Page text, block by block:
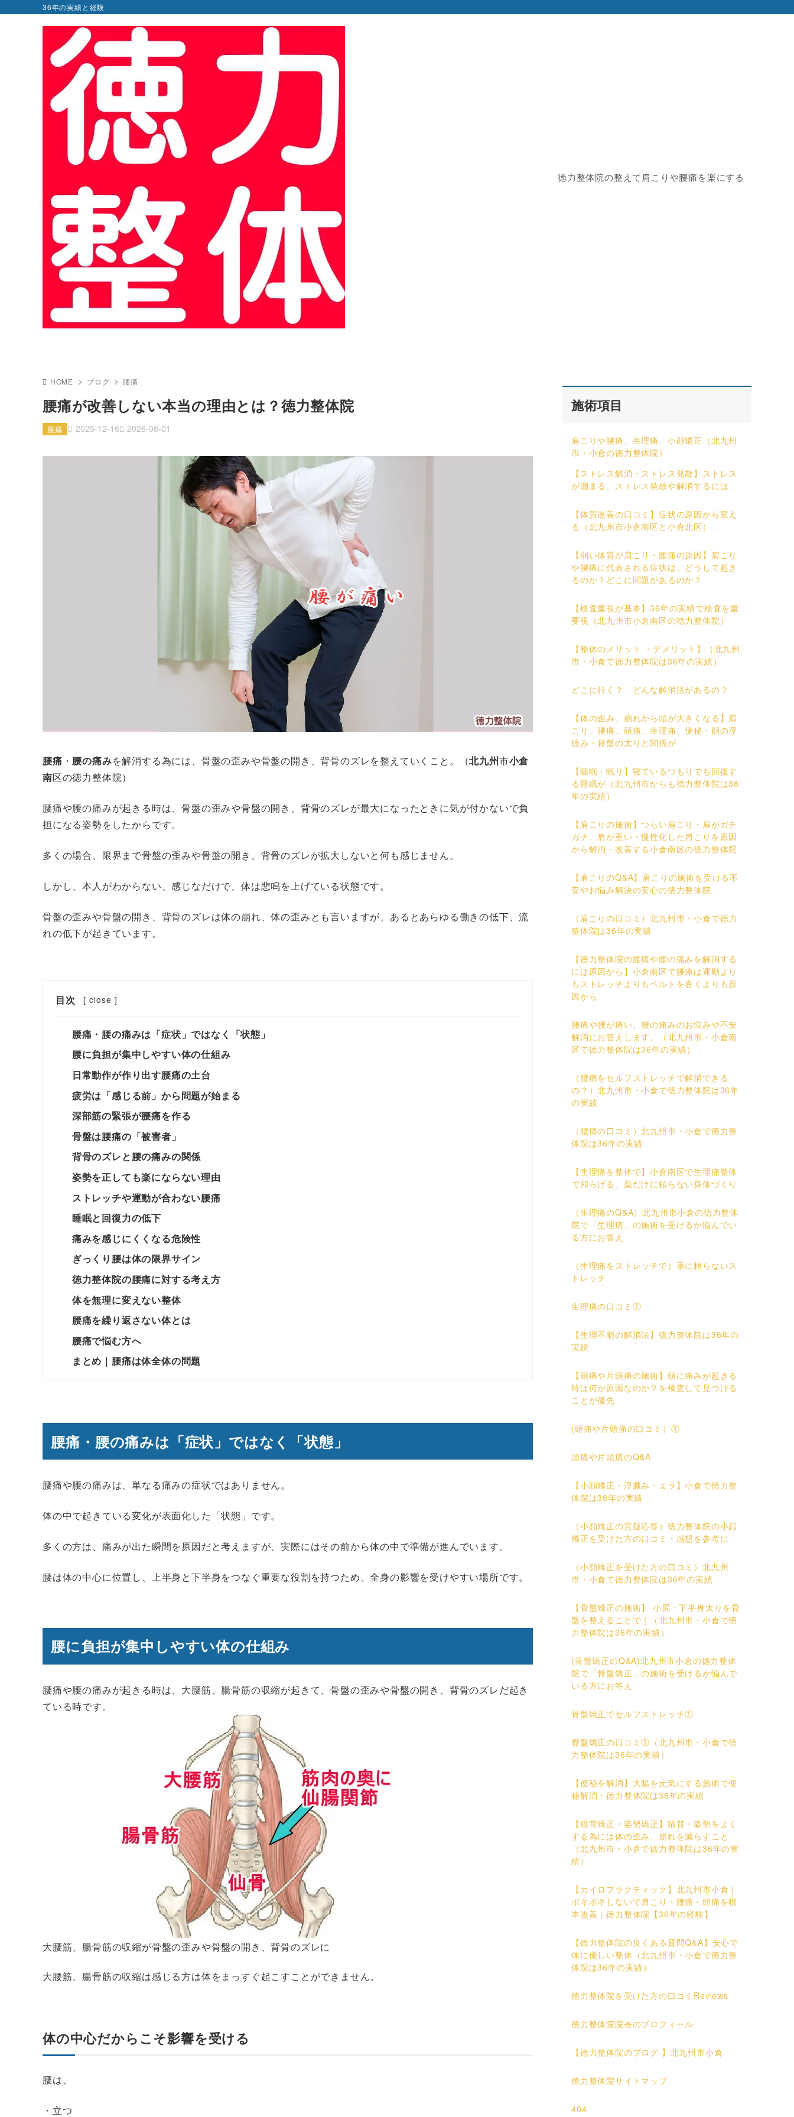
36年の実績と経験
徳力整体院の整えて肩こりや腰痛を楽にする
HOME ブログ 腰痛
腰痛が改善しない本当の理由とは？徳力整体院
2025-12-16 2026-06-01
腰痛
腰痛 ・ 腰の痛みを解消する為には、骨盤の歪みや骨盤の開き、背骨のズレを整えていくこと。（北九州市小倉
南区の徳力整体院）
腰痛や腰の痛みが起きる時は、骨盤の歪みや骨盤の開き、背骨のズレが最大になったときに気が付かないで負
担になる姿勢をしたからです。
多くの場合、限界まで骨盤の歪みや骨盤の開き、背骨のズレが拡大しないと何も感じません。
しかし、本人がわからない、感じなだけで、体は悲鳴を上げている状態です。
骨盤の歪みや骨盤の開き、背骨のズレは体の崩れ、体の歪みとも言いますが、あるとあらゆる働きの低下、流
れの低下が起きています。
目次 [ close ]
腰痛・腰の痛みは「症状」ではなく「状態」
腰に負担が集中しやすい体の仕組み
日常動作が作り出す腰痛の土台
疲労は「感じる前」から問題が始まる
深部筋の緊張が腰痛を作る
骨盤は腰痛の「被害者」
背骨のズレと腰の痛みの関係
姿勢を正しても楽にならない理由
ストレッチや運動が合わない腰痛
睡眠と回復力の低下
痛みを感じにくくなる危険性
ぎっくり腰は体の限界サイン
徳力整体院の腰痛に対する考え方
体を無理に変えない整体
腰痛を繰り返さない体とは
腰痛で悩む方へ
まとめ｜腰痛は体全体の問題
腰痛・腰の痛みは「症状」ではなく「状態」
腰痛や腰の痛みは、単なる痛みの症状ではありません。
体の中で起きている変化が表面化した「状態」です。
多くの方は、痛みが出た瞬間を原因だと考えますが、実際にはその前から体の中で準備が進んでいます。
腰は体の中心に位置し、上半身と下半身をつなぐ重要な役割を持つため、全身の影響を受けやすい場所です。
腰に負担が集中しやすい体の仕組み
腰痛や腰の痛みが起きる時は、大腰筋、腸骨筋の収縮が起きて、骨盤の歪みや骨盤の開き、背骨のズレだ起き
ている時です。
大腰筋、腸骨筋の収縮が骨盤の歪みや骨盤の開き、背骨のズレに
大腰筋、腸骨筋の収縮は感じる方は体をまっすぐ起こすことができません。
体の中心だからこそ影響を受ける
腰は、
・立つ
施術項目
肩こりや腰痛、生理痛、小顔矯正（北九州
市・小倉の徳力整体院）
【ストレス解消・ストレス発散】ストレス
が溜まる、ストレス発散や解消するには
【体質改善の口コミ】症状の原因から変え
る（北九州市小倉南区と小倉北区）
【弱い体質が肩こり・腰痛の原因】肩こり
や腰痛に代表される症状は、どうして起き
るのか？どこに問題があるのか？
【検査重視が基本】36年の実績で検査を重
要視（北九州市小倉南区の徳力整体院）
【整体のメリット ・デメリット】（北九州
市・小倉で徳力整体院は36年の実績）
どこに行く？ どんな解消法があるの？
【体の歪み、崩れから頭が大きくなる】肩
こり、腰痛、頭痛、生理痛、便秘・顔の浮
腫み・骨盤の太りと関係が
【睡眠・眠り】寝ているつもりでも回復す
る睡眠が（北九州市からも徳力整体院は36
年の実績）
【肩こりの施術】つらい肩こり・肩がガチ
ガチ、肩が重い・慢性化した肩こりを原因
から解消・改善する小倉南区の徳力整体院
【肩こりのQ&A】肩こりの施術を受ける不
安やお悩み解決の安心の徳力整体院
（肩こりの口コミ）北九州市・小倉で徳力
整体院は36年の実績
【徳力整体院の腰痛や腰の痛みを解消する
には原因から】小倉南区で腰痛は運動より
もストレッチよりもベルトを巻くよりも原
因から
腰痛や腰が痛い、腰の痛みのお悩みや不安
解消にお答えします。（北九州市・小倉南
区で徳力整体院は36年の実績）
（腰痛をセルフストレッチで解消できる
の？）北九州市・小倉で徳力整体院は36年
の実績
（腰痛の口コミ）北九州市・小倉で徳力整
体院は36年の実績
【生理痛を整体で】小倉南区で生理痛整体
で和らげる、薬だけに頼らない身体づくり
（生理痛のQ&A）北九州市小倉の徳力整体
院で「生理痛」の施術を受けるか悩んでい
る方にお答え
（生理痛をストレッチで）薬に頼らないス
トレッチ
生理痛の口コミ①
【生理不順の解消法】徳力整体院は36年の
実績
【頭痛や片頭痛の施術】頭に痛みが起きる
時は何が原因なのか？を検査して見つける
ことが優先
(頭痛や片頭痛の口コミ）①
頭痛や片頭痛のQ&A
【小顔矯正・浮腫み・エラ】小倉で徳力整
体院は36年の実績
（小顔矯正の質疑応答）徳力整体院の小顔
矯正を受けた方の口コミ・感想を参考に
（小顔矯正を受けた方の口コミ）北九州
市・小倉で徳力整体院は36年の実績
【骨盤矯正の施術】 小尻・下半身太りを骨
盤を整えることで｜（北九州市・小倉で徳
力整体院は36年の実績）
(骨盤矯正のQ&A)北九州市小倉の徳力整体
院で「骨盤矯正」の施術を受けるか悩んで
いる方にお答え
骨盤矯正でセルフストレッチ①
骨盤矯正の口コミ①（北九州市・小倉で徳
力整体院は36年の実績）
【便秘を解消】大腸を元気にする施術で便
秘解消・徳力整体院は36年の実績
【猫背矯正・姿勢矯正】猫背・姿勢をよく
する為には体の歪み、崩れを減らすこと
（北九州市・小倉で徳力整体院は36年の実
績）
【カイロプラクティック】北九州市小倉｜
ボキボキしないで肩こり・腰痛・頭痛を根
本改善｜徳力整体院【36年の経験】
【徳力整体院の良くある質問Q&A】安心で
体に優しい整体（北九州市・小倉で徳力整
体院は36年の実績）
徳力整体院を受けた方の口コミReviews
徳力整体院院長のプロフィール
【徳力整体院のブログ 】北九州市小倉
徳力整体院サイトマップ
404